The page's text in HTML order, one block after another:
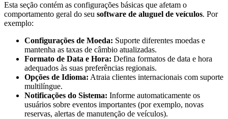
Esta seção contém as configurações básicas que afetam o
comportamento geral do seu software de aluguel de veículos. Por
exemplo:
Configurações de Moeda: Suporte diferentes moedas e
mantenha as taxas de câmbio atualizadas.
Formato de Data e Hora: Defina formatos de data e hora
adequados às suas preferências regionais.
Opções de Idioma: Atraia clientes internacionais com suporte
multilíngue.
Notificações do Sistema: Informe automaticamente os
usuários sobre eventos importantes (por exemplo, novas
reservas, alertas de manutenção de veículos).